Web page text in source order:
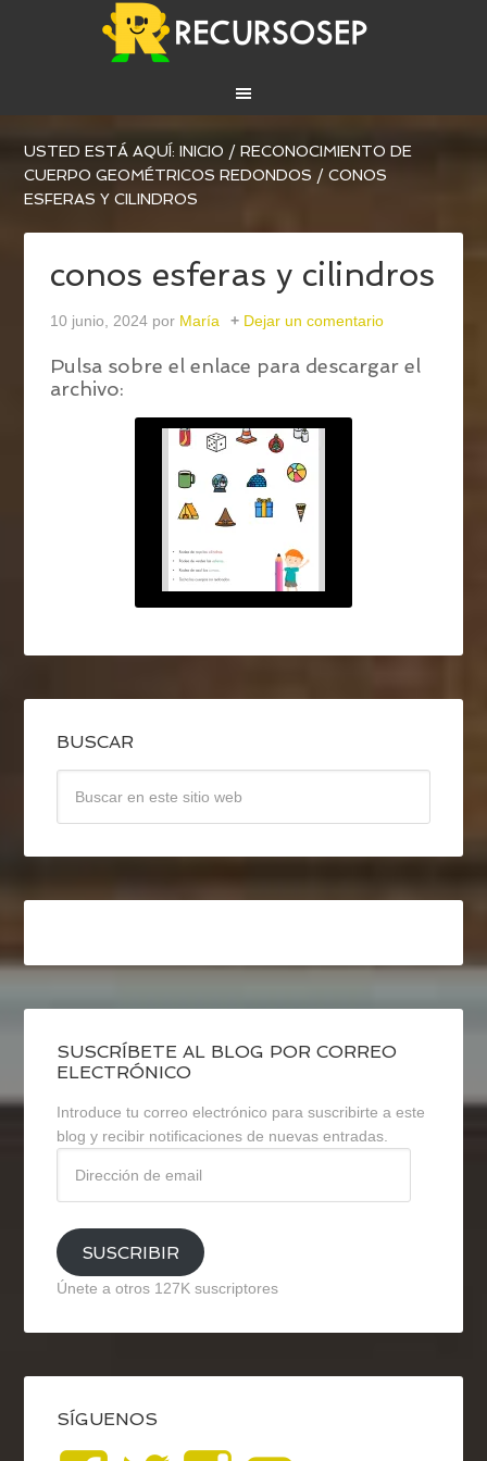
USTED ESTÁ AQUÍ:INICIO / RECONOCIMIENTO DE
CUERPO GEOMÉTRICOS REDONDOS / CONOS
ESFERAS Y CILINDROS
conos esferas y cilindros
10 junio, 2024 por María Dejar un comentario
Pulsa sobre el enlace para descargar el
archivo:
BUSCAR
SUSCRÍBETE AL BLOG POR CORREO
ELECTRÓNICO
Introduce tu correo electrónico para suscribirte a este
blog y recibir notificaciones de nuevas entradas.
email
SUSCRIBIR
Únete a otros 127K suscriptores
SÍGUENOS